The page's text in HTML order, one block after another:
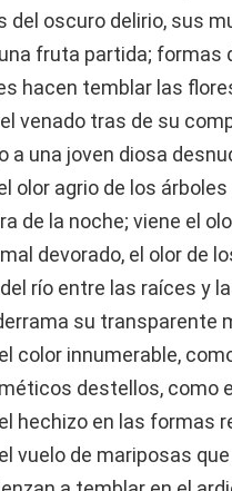
del oscuro delirio, sus
fruta partida; formas
hacen temblar las
venado tras de su
a una joven diosa
olor agrio de los
de la noche; viene el
devorado, el olor de
río entre las raíces y
su transparente
color innumerable,
destellos, como
hechizo en las formas
vuelo de mariposas